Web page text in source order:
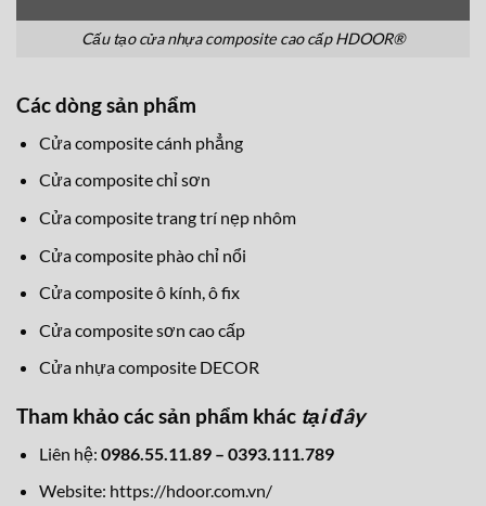
Cấu tạo cửa nhựa composite cao cấp HDOOR®
Các dòng sản phẩm
Cửa composite cánh phẳng
Cửa composite chỉ sơn
Cửa composite trang trí nẹp nhôm
Cửa composite phào chỉ nổi
Cửa composite ô kính, ô fix
Cửa composite sơn cao cấp
Cửa nhựa composite DECOR
Tham khảo các sản phẩm khác tại đây
Liên hệ: 0986.55.11.89 – 0393.111.789
Website: https://hdoor.com.vn/